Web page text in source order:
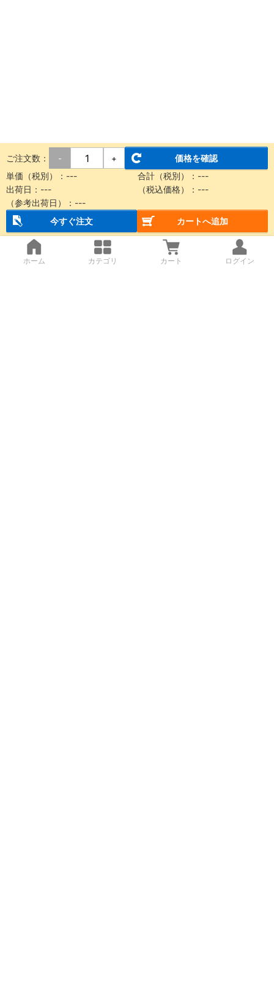
ご注文数： - +
価格を確認
単価（税別）： --- 合計（税別）： ---
出荷日： --- （税込価格）： ---
（参考出荷日）： ---
今すぐ注文
カートへ追加
ホーム カテゴリ カート ログイン